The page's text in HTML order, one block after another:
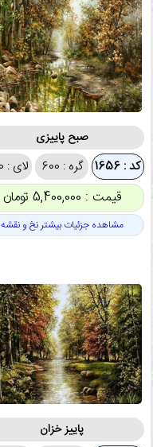
صبح پاییزی
کد : 1656 گره : 600 لای : 350
قیمت : 5,400,000 تومان
مشاهده جزئیات بیشتر نخ و نقشه
پاییز خزان